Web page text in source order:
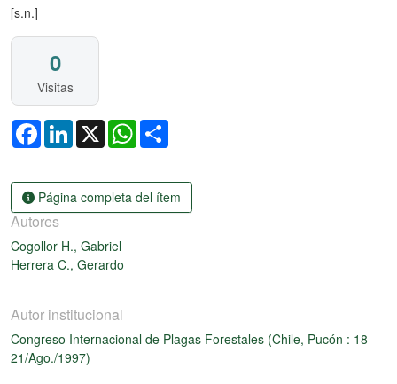
[s.n.]
0
Visitas
FacebookLinkedIn
X WhatsApp
Página completa del ítem
Autores
Cogollor H., Gabriel
Herrera C., Gerardo
Autor institucional
Congreso Internacional de Plagas Forestales (Chile, Pucón : 18-
21/Ago./1997)